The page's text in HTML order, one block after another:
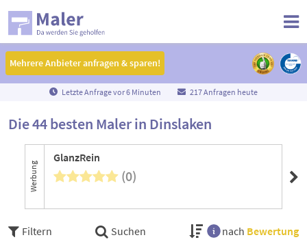
Mehrere Anbieter anfragen & sparen!
Mehrere Anbieter anfragen & sparen!
Letzte Anfrage vor6 Minuten 217 Anfragen heute
Die 44 besten Maler in Dinslaken
Werbung
GlanzRein
(0)
Filtern Suchen nach Bewertung